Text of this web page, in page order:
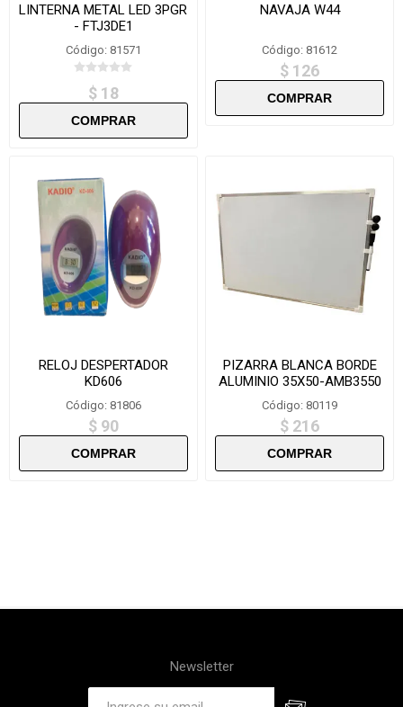
LINTERNA METAL LED 3PGR
- FTJ3DE1
Código: 81571
$ 18
NAVAJA W44
Código: 81612
$ 126
RELOJ DESPERTADOR
KD606
Código: 81806
$ 90
PIZARRA BLANCA BORDE
ALUMINIO 35X50-AMB3550
Código: 80119
$ 216
Newsletter